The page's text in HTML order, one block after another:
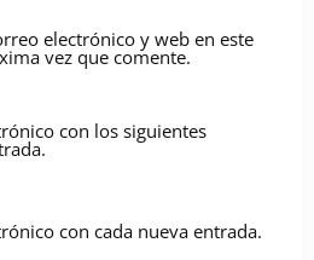
electrónico y web en este
vez que comente.
con los siguientes
con cada nueva entrada.